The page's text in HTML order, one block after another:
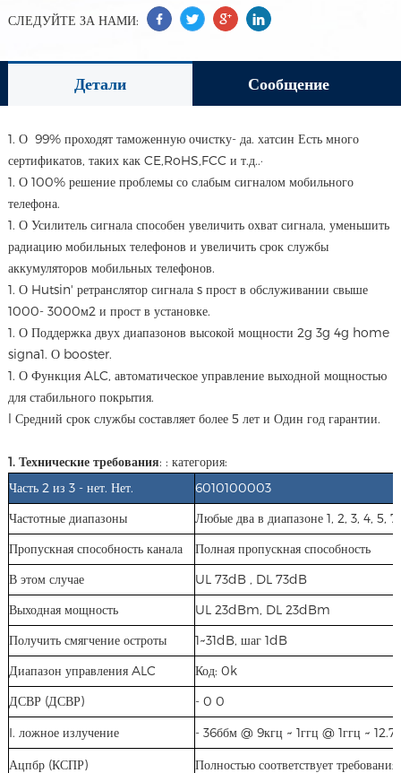
СЛЕДУЙТЕ ЗА НАМИ:
Детали Сообщение
1. О 99% проходят таможенную очистку- да. хатсин Есть много
сертификатов, таких как CE,RoHS,FCC и т.д..·
1. О 100% решение проблемы со слабым сигналом мобильного
телефона.
1. О Усилитель сигнала способен увеличить охват сигнала, уменьшить
радиацию мобильных телефонов и увеличить срок службы
аккумуляторов мобильных телефонов.
1. О Hutsin' ретранслятор сигнала s прост в обслуживании свыше
1000- 3000м2 и прост в установке.
1. О Поддержка двух диапазонов высокой мощности 2g 3g 4g home
signa1. О booster.
1. О Функция ALC, автоматическое управление выходной мощностью
для стабильного покрытия.
l Средний срок службы составляет более 5 лет и Один год гарантии.
1. Технические требования: : категория:
Часть 2 из 3 - нет. Нет.
6010100003
Частотные диапазоны
Любые два в диапазоне 1, 2, 3, 4, 5,
Пропускная способность канала
Полная пропускная способность
В этом случае
UL 73dB , DL 73dB
Выходная мощность
UL 23dBm, DL 23dBm
Получить смягчение остроты
1~31dB, шаг 1dB
Диапазон управления ALC
Код: 0k
ДСВР (ДСВР)
- 0 0
I. ложное излучение - 36ббм @ 9кгц ~ 1ггц @ 1ггц ~
Ацпбр (КСПР) Полностью соответствует